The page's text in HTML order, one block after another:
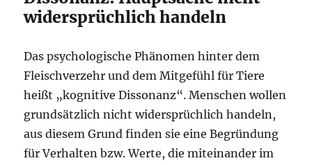
widersprüchlich handeln
Das psychologische Phänomen hinter dem
Fleischverzehr und dem Mitgefühl für Tiere
heißt „kognitive Dissonanz“. Menschen wollen
grundsätzlich nicht widersprüchlich handeln,
aus diesem Grund finden sie eine Begründung
für Verhalten bzw. Werte, die miteinander im